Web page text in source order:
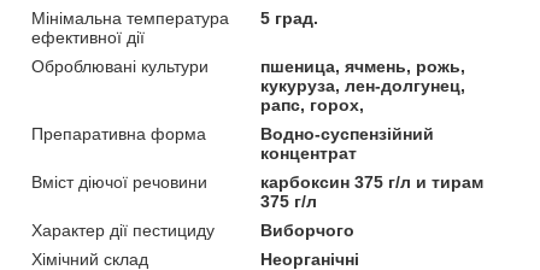
Мінімальна температура
ефективної дії
5 град.
Оброблювані культури
пшеница, ячмень, рожь,
кукуруза, лен-долгунец,
рапс, горох,
Препаративна форма
Водно-суспензійний
концентрат
Вміст діючої речовини
карбоксин 375 г/л и тирам
375 г/л
Характер дії пестициду
Виборчого
Хімічний склад
Неорганічні